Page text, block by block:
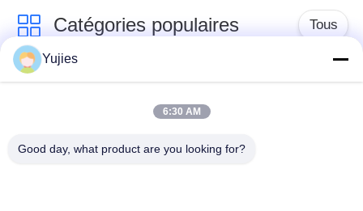
Catégories populaires Tous
Transducteur
Transducteur
ultrasonique médical
transducteur de
Yujies
6:30 AM
Good day, what product are you looking for?